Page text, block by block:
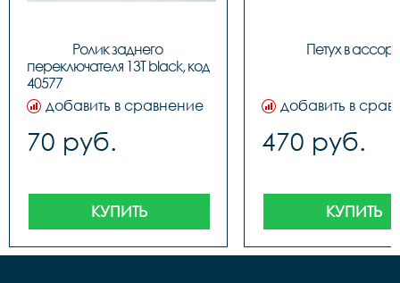
Ролик заднего
переключателя 13T black, код
добавить в сравнение
70 руб.
КУПИТЬ
Петух в ассорт.
добавить в
470 руб.
КУПИТЬ